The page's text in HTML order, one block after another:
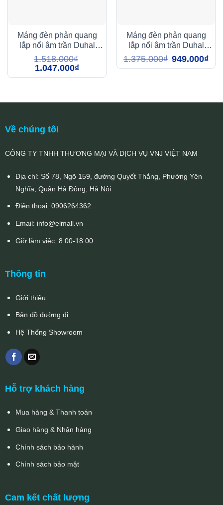
Máng đèn phản quang
lắp nổi âm trần Duhal
TDA309 3x9w
1.518.000₫
Giá
gốc
là:
1.047.000₫Giá
hiện
tại
Máng đèn phản quang
lắp nổi âm trần Duhal
TDA218 2x18w
1.375.000₫ Giá
gốc
là:
949.000₫Giá
hiện
tại
Về chúng tôi
CÔNG TY TNHH THƯƠNG MẠI VÀ DỊCH VỤ VNJ VIỆT NAM
Địa chỉ: Số 78, Ngõ 159, đường Quyết Thắng, Phường Yên
Nghĩa, Quận Hà Đông, Hà Nội
Điện thoại: 0906264362
Email: info@elmall.vn
Giờ làm việc: 8:00-18:00
Thông tin
Giới thiệu
Bản đồ đường đi
Hệ Thống Showroom
Hỗ trợ khách hàng
Mua hàng & Thanh toán
Giao hàng & Nhận hàng
Chính sách bảo hành
Chính sách bảo mật
Cam kết chất lượng